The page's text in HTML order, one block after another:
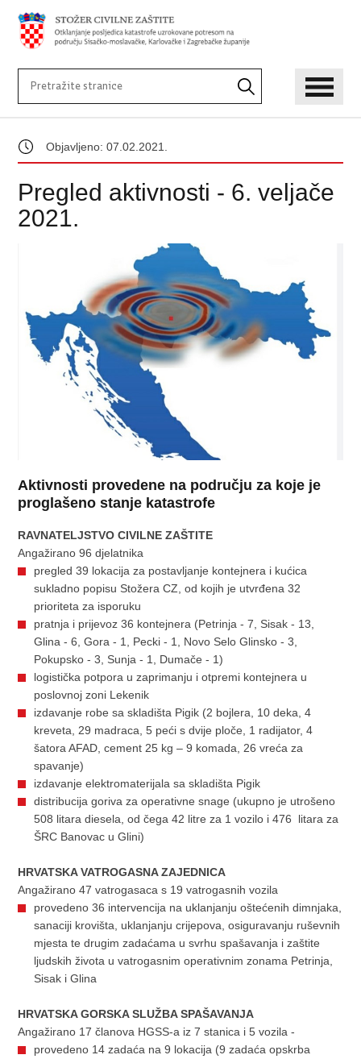
Objavljeno: 07.02.2021.
Pregled aktivnosti - 6. veljače
2021.
Aktivnosti provedene na području za koje je
proglašeno stanje katastrofe
RAVNATELJSTVO CIVILNE ZAŠTITE
Angažirano 96 djelatnika
pregled 39 lokacija za postavljanje kontejnera i kućica
sukladno popisu Stožera CZ, od kojih je utvrđena 32
prioriteta za isporuku
pratnja i prijevoz 36 kontejnera (Petrinja - 7, Sisak - 13,
Glina - 6, Gora - 1, Pecki - 1, Novo Selo Glinsko - 3,
Pokupsko - 3, Sunja - 1, Dumače - 1)
logistička potpora u zaprimanju i otpremi kontejnera u
poslovnoj zoni Lekenik
izdavanje robe sa skladišta Pigik (2 bojlera, 10 deka, 4
kreveta, 29 madraca, 5 peći s dvije ploče, 1 radijator, 4
šatora AFAD, cement 25 kg – 9 komada, 26 vreća za
spavanje)
izdavanje elektromaterijala sa skladišta Pigik
distribucija goriva za operativne snage (ukupno je utrošeno
508 litara diesela, od čega 42 litre za 1 vozilo i 476 litara za
ŠRC Banovac u Glini)
HRVATSKA VATROGASNA ZAJEDNICA
Angažirano 47 vatrogasaca s 19 vatrogasnih vozila
provedeno 36 intervencija na uklanjanju oštećenih dimnjaka,
sanaciji krovišta, uklanjanju crijepova, osiguravanju ruševnih
mjesta te drugim zadaćama u svrhu spašavanja i zaštite
ljudskih života u vatrogasnim operativnim zonama Petrinja,
Sisak i Glina
HRVATSKA GORSKA SLUŽBA SPAŠAVANJA
Angažirano 17 članova HGSS-a iz 7 stanica i 5 vozila -
provedeno 14 zadaća na 9 lokacija (9 zadaća opskrba